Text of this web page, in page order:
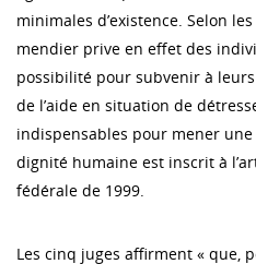
minimales d’existence. Selon
mendier prive en effet des
possibilité pour subvenir à
de l’aide en situation de
indispensables pour mener
dignité humaine est inscrit à
fédérale de 1999.
Les cinq juges affirment « que,